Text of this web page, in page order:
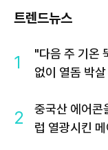
트렌드뉴스
1
"다음 주 기온
없이 열돔 박
2
중국산 에어콘
럽 열광시킨 메